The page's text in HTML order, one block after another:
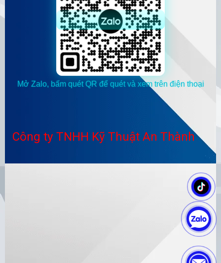
Mở Zalo, bấm quét QR để quét và xem trên điện thoại
Công ty TNHH Kỹ Thuật An Thành